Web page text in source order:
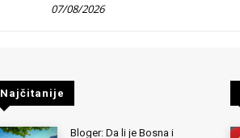
07/08/2026
Najčitanije
Bloger: Da li je Bosna i